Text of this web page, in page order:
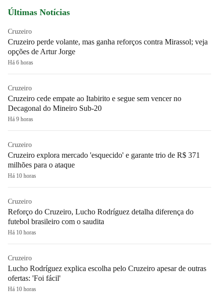
Últimas Notícias
Cruzeiro
Cruzeiro perde volante, mas ganha reforços contra Mirassol; veja
opções de Artur Jorge
Há 6 horas
Cruzeiro
Cruzeiro cede empate ao Itabirito e segue sem vencer no
Decagonal do Mineiro Sub-20
Há 9 horas
Cruzeiro
Cruzeiro explora mercado 'esquecido' e garante trio de R$ 371
milhões para o ataque
Há 10 horas
Cruzeiro
Reforço do Cruzeiro, Lucho Rodríguez detalha diferença do
futebol brasileiro com o saudita
Há 10 horas
Cruzeiro
Lucho Rodríguez explica escolha pelo Cruzeiro apesar de outras
ofertas: 'Foi fácil'
Há 10 horas